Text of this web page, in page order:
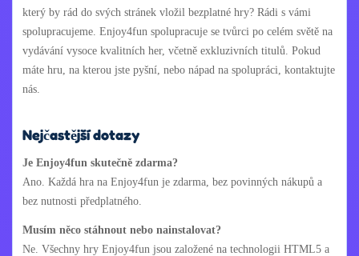
který by rád do svých stránek vložil bezplatné hry? Rádi s vámi
spolupracujeme. Enjoy4fun spolupracuje se tvůrci po celém světě na
vydávání vysoce kvalitních her, včetně exkluzivních titulů. Pokud
máte hru, na kterou jste pyšní, nebo nápad na spolupráci, kontaktujte
nás.
Nejčastější dotazy
Je Enjoy4fun skutečně zdarma?
Ano. Každá hra na Enjoy4fun je zdarma, bez povinných nákupů a
bez nutnosti předplatného.
Musím něco stáhnout nebo nainstalovat?
Ne. Všechny hry Enjoy4fun jsou založené na technologii HTML5 a